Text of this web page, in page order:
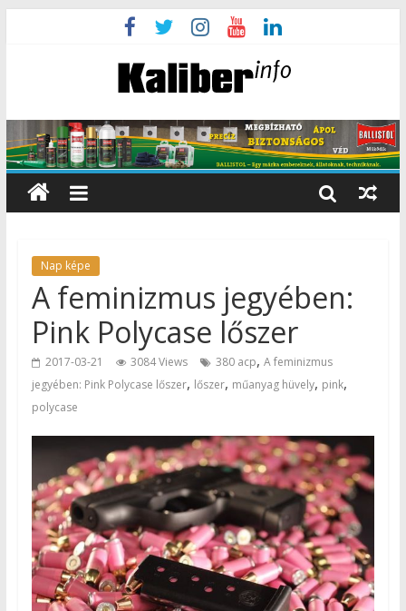
Nap képe
A feminizmus jegyében:
Pink Polycase lőszer
2017-03-21 3084 Views 380 acp, A feminizmus
jegyében: Pink Polycase lőszer, lőszer, műanyag hüvely, pink,
polycase